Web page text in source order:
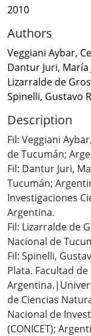
2010
Authors
Veggiani Aybar,
Dantur Juri, María
Lizarralde de
Spinelli, Gustavo
Description
Fil: Veggiani
de Tucumán;
Fil: Dantur Juri,
Tucumán;
Investigaciones
Argentina.
Fil: Lizarralde de
Nacional de
Fil: Spinelli,
Plata. Facultad
de Ciencias
Nacional de
(CONICET);